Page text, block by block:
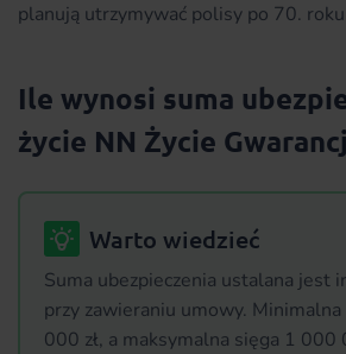
planują utrzymywać polisy po 70. roku
Ile wynosi suma
życie NN Życie
Warto wiedzieć
Suma ubezpieczenia ustalana jest
przy zawieraniu umowy.
000 zł, a maksymalna sięga 1 000